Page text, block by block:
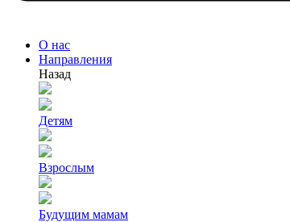
О нас
Направления
Назад
Детям
Взрослым
Будущим мамам